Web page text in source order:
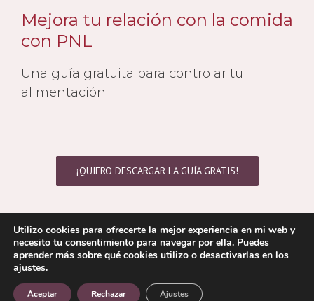
Mejora tu relación con la comida
con PNL
Una guía gratuita para controlar tu
alimentación.
Copyright 2021 © Yolanda Cambra | Todos los derechos reservados
Aviso Legal|Politica de Cookies|Política de Privacidad
electrónico
Utilizo cookies para ofrecerte la mejor experiencia en mi web y
necesito tu consentimiento para navegar por ella. Puedes
aprender más sobre qué cookies utilizo o desactivarlas en los
ajustes.
Aceptar Rechazar Ajustes